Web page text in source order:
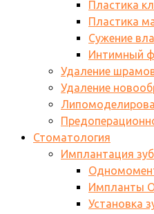
Пластика
Пластика
Сужение
Интимный
Удаление
Удаление
Стоматология
Имплантация
Импланты
Установка